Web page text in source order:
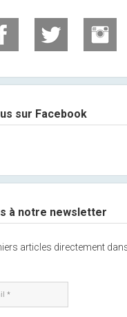
sur Facebook
à notre newsletter
articles directement